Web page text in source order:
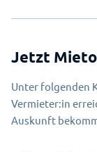
Jetzt
Unter folgenden
Vermieter:in
Auskunft